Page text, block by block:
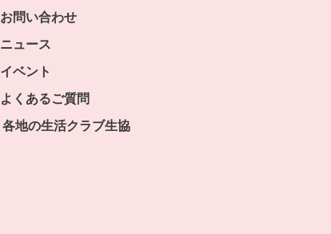
お問い合わせ
ニュース
イベント
よくあるご質問
各地の生活クラブ生協